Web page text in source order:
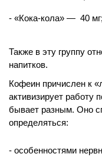
«Кока-кола» — 40 мг;
Также в эту группу
напитков.
Кофеин причислен к
активизирует работу
бывает разным. Оно
определяться:
особенностями